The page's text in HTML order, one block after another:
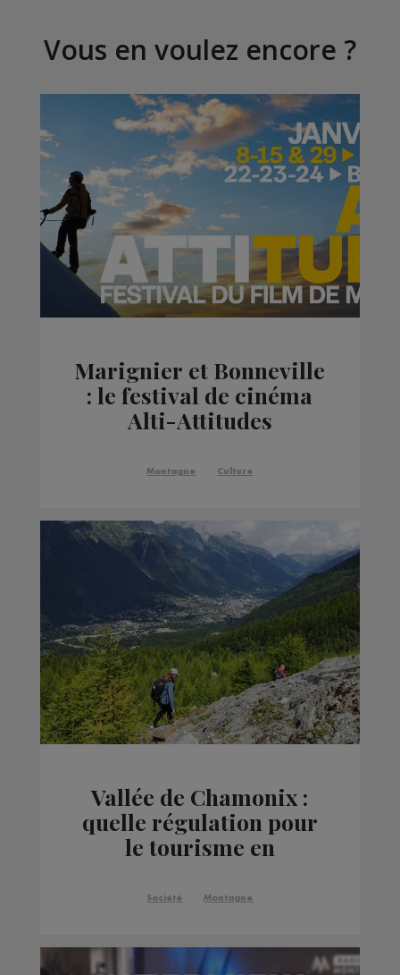
Vous en voulez encore ?
Marignier et Bonneville
: le festival de cinéma
Alti-Attitudes
Montagne Culture
Vallée de Chamonix :
quelle régulation pour
le tourisme en
Société Montagne